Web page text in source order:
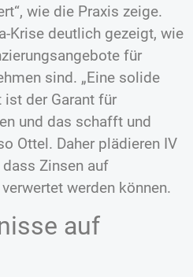
wie die Praxis zeige.
Krise deutlich gezeigt, wie
für
sind. „Eine solide
der Garant für
und das schafft und
Ottel. Daher plädieren IV
Zinsen auf
werden können.
auf